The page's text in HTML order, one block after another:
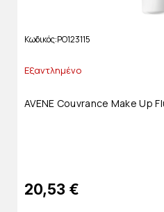
Κωδικός PO123115
Εξαντλημένο
AVENE Couvrance Make Up
20,53 €